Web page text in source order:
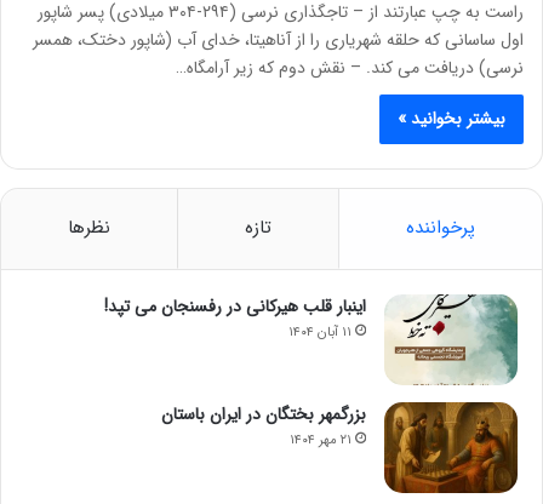
راست به چپ عبارتند از – تاجگذاری نرسی (۲۹۴-۳۰۴ میلادی) پسر شاپور
اول ساسانی که حلقه شهریاری را از آناهیتا، خدای آب (شاپور دختک، همسر
نرسی) دریافت می کند. – نقش دوم که زیر آرامگاه…
بیشتر بخوانید »
پرخواننده تازه نظرها
اینبار قلب هیرکانی در رفسنجان می تپد!
۱۱ آبان ۱۴۰۴
بزرگمهر بختگان در ایران باستان
۲۱ مهر ۱۴۰۴